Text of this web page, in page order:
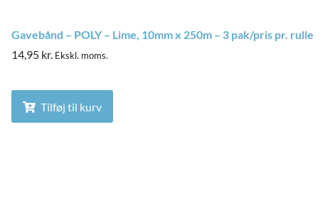
Gavebånd – POLY – Lime, 10mm x 250m – 3 pak/pris pr. rulle
14,95 kr. Ekskl. moms.
Tilføj til kurv